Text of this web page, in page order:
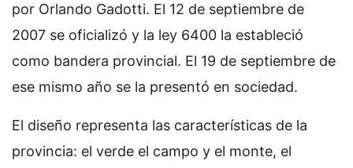
por Orlando Gadotti. El 12 de septiembre de
2007 se oficializó y la ley 6400 la estableció
como bandera provincial. El 19 de septiembre de
ese mismo año se la presentó en sociedad.
El diseño representa las características de la
provincia: el verde el campo y el monte, el